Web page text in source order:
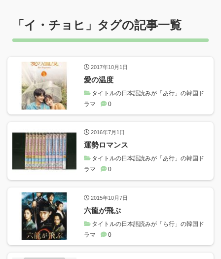
「イ・チョヒ 」タグの記事一覧
2017年10月1日
愛の温度
タイトルの日本語読みが「あ行」の韓国ド
ラマ
0
2016年7月1日
運勢ロマンス
タイトルの日本語読みが「あ行」の韓国ド
ラマ
0
2015年10月7日
六龍が飛ぶ
タイトルの日本語読みが「ら行」の韓国ド
ラマ
0